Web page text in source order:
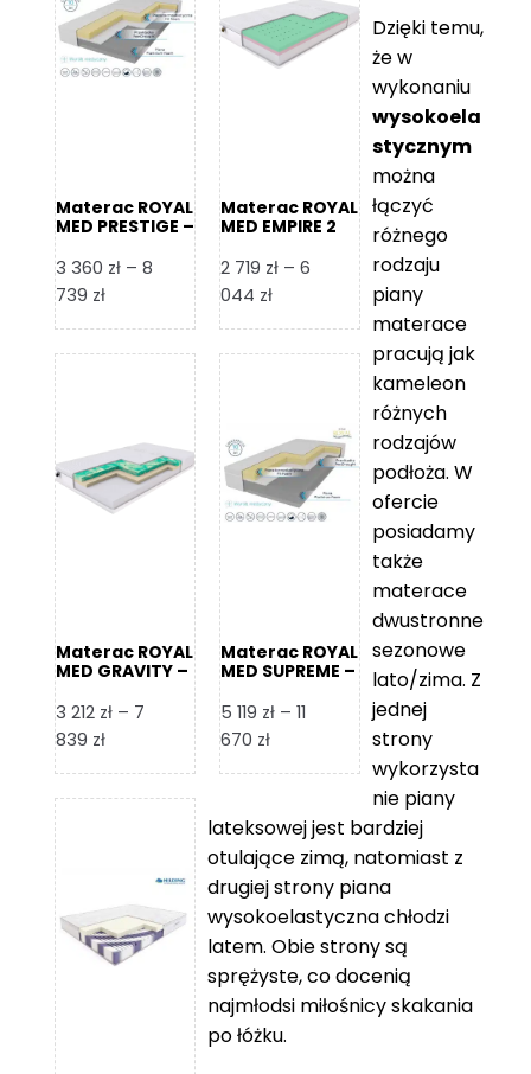
7
000 zł
8
865 zł
Materac ROYAL
MED PRESTIGE –
3 360 zł – 8
739 złZakres
od
8
739 zł
Materac ROYAL
MED EMPIRE 2
2 719 zł – 6
044 złZakres
od
6
044 zł
Materac ROYAL
MED GRAVITY –
3 212 zł – 7
839 złZakres
od
839 zł
Materac ROYAL
MED SUPREME –
5 119 zł – 11
670 złZakres
5
119 zł
do
670 zł
Dzięki temu,
że w
wykonaniu
wysokoela
stycznym
można
łączyć
różnego
rodzaju
piany
materace
pracują jak
kameleon
różnych
rodzajów
podłoża. W
ofercie
posiadamy
także
materace
dwustronne
sezonowe
lato/zima. Z
jednej
strony
wykorzysta
nie piany
lateksowej jest bardziej
otulające zimą, natomiast z
drugiej strony piana
wysokoelastyczna chłodzi
latem. Obie strony są
sprężyste, co docenią
najmłodsi miłośnicy skakania
po łóżku.